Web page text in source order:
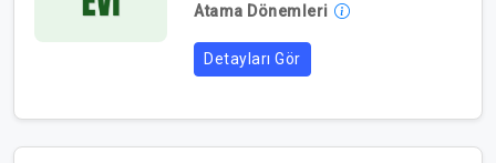
Atama Dönemleri
Detayları Gör